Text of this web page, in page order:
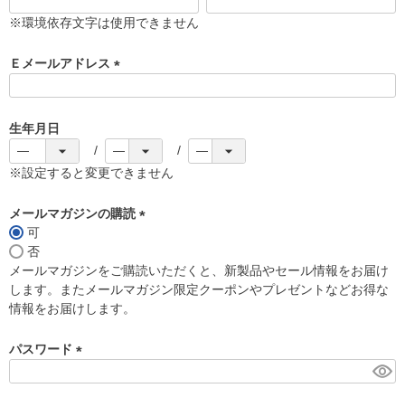
必
)
※環境依存文字は使用できません
Ｅメールアドレス
)
生年月日
※設定すると変更できません
メールマガジンの購読
須
)
可
否
メールマガジンをご購読いただくと、新製品やセール情報をお届け
します。またメールマガジン限定クーポンやプレゼントなどお得な
情報をお届けします。
パスワード